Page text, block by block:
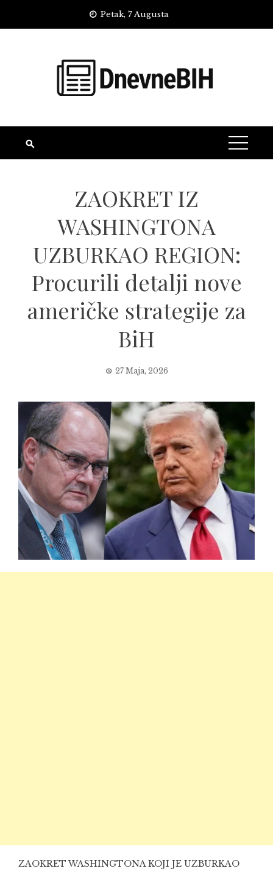
Petak, 7 Augusta
ZAOKRET IZ
WASHINGTONA
UZBURKAO REGION:
Procurili detalji nove
američke strategije za
BiH
27 Maja, 2026
ZAOKRET WASHINGTONA KOJI JE UZBURKAO